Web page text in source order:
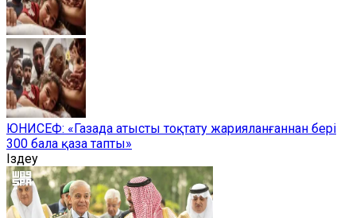
ЮНИСЕФ: «Газада атысты тоқтату жарияланғаннан бері
300 бала қаза тапты»
Іздеу